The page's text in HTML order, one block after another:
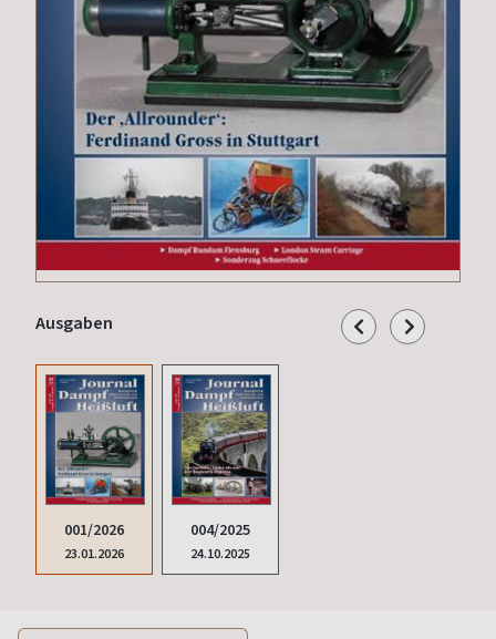
Ausgaben
001/2026
23.01.2026
004/2025
24.10.2025